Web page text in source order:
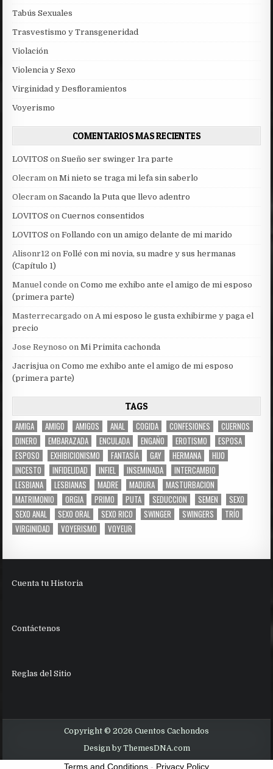
Tabús Sexuales
Trasvestismo y Transgeneridad
Violación
Violencia y Sexo
Virginidad y Desfloramientos
Voyerismo
COMENTARIOS MAS RECIENTES
LOVITOS onSueño ser swinger 1ra parte
Olecram onMi nieto se traga mi lefa sin saberlo
Olecram onSacando la Puta que llevo adentro
LOVITOS onCuernos consentidos
LOVITOS onFollando con un amigo delante de mi marido
Alisonr12 onFollé con mi novia, su madre y sus hermanas
(Capítulo 1)
Manuel conde onComo me exhibo ante el amigo de mi esposo
(primera parte)
Masterrecargado onA mi esposo le gusta exhibirme y paga el
precio
Jose Reynoso onMi Primita cachonda
Jacrisjua onComo me exhibo ante el amigo de mi esposo
(primera parte)
TAGS
AMIGA AMIGO AMIGOS ANAL COGIDA CONFESIONES
CUERNOS
DINERO
EMBARAZADA ENCULADA ENGAÑO EROTISMO
ESPOSA
ESPOSO
EXHIBICIONISMO FANTASÍA GAY HERMANA
HIJO
INCESTO
INFIDELIDAD INFIEL INSEMINADA
INTERCAMBIO
LESBIANA
LESBIANAS MADRE MADURA
MASTURBACION
MATRIMONIO
ORGIA PRIMO PUTA SEDUCCION SEMEN
SEXO
SEXO ANAL
SEXO ORAL SEXO RICO SWINGER SWINGERS
TRÍO
VIRGINIDAD
VOYERISMO VOYEUR
Cuenta tu Historia
Contáctenos
Reglas del Sitio
Copyright © 2026 Cuentos Cachondos
Design by ThemesDNA.com
Terms and Conditions - Privacy Policy